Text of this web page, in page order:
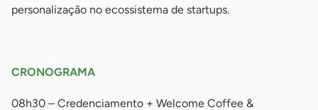
personalização no ecossistema de startups.
CRONOGRAMA
08h30 – Credenciamento + Welcome Coffee &